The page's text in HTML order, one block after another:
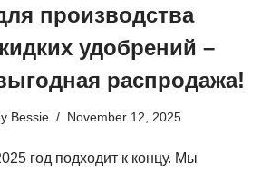
производства
удобрений –
распродажа!
Bessie November 12, 2025
год подходит к концу. Мы